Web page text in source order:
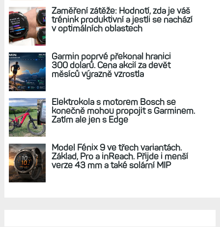
Zaměření zátěže: Hodnotí, zda je váš
trénink produktivní a jestli se nachází
v optimálních oblastech
Garmin poprvé překonal hranici
300 dolarů. Cena akcií za devět
měsíců výrazně vzrostla
Elektrokola s motorem Bosch se
konečně mohou propojit s Garminem.
Zatím ale jen s Edge
Model Fénix 9 ve třech variantách.
Základ, Pro a inReach. Přijde i menší
verze 43 mm a také solární MIP